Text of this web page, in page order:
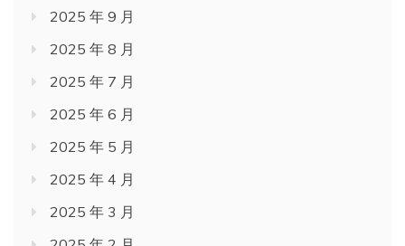
2025 年 9 月
2025 年 8 月
2025 年 7 月
2025 年 6 月
2025 年 5 月
2025 年 4 月
2025 年 3 月